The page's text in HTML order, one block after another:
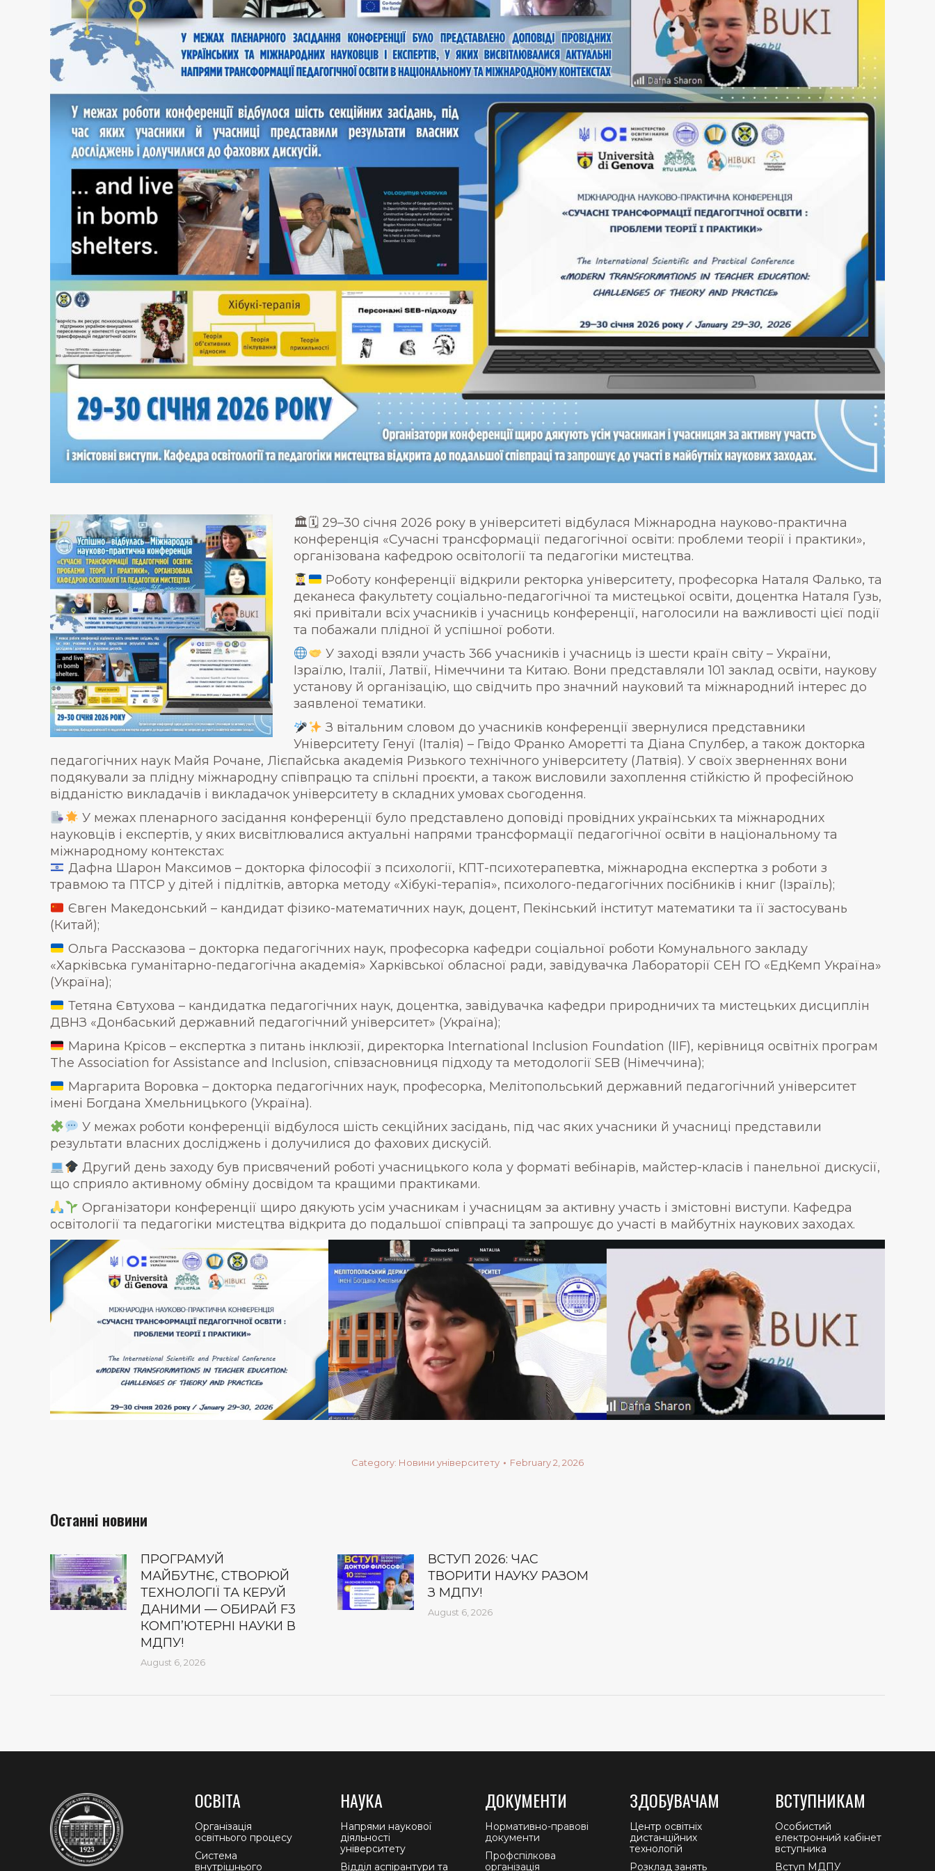
🏛🗓 29–30 січня 2026 року в університеті відбулася Міжнародна науково-практична
конференція «Сучасні трансформації педагогічної освіти: проблеми теорії і практики»,
організована кафедрою освітології та педагогіки мистецтва.
Роботу конференції відкрили ректорка університету, професорка Наталя Фалько, та
деканеса факультету соціально-педагогічної та мистецької освіти, доцентка Наталя Гузь,
які привітали всіх учасників і учасниць конференції, наголосили на важливості цієї події
та побажали плідної й успішної роботи.
У заході взяли участь 366 учасників і учасниць із шести країн світу – України,
Ізраїлю, Італії, Латвії, Німеччини та Китаю. Вони представляли 101 заклад освіти, наукову
установу й організацію, що свідчить про значний науковий та міжнародний інтерес до
заявленої тематики.
З вітальним словом до учасників конференції звернулися представники
Університету Генуї (Італія) – Гвідо Франко Аморетті та Діана Спулбер, а також докторка
педагогічних наук Майя Рочане, Лієпайська академія Ризького технічного університету (Латвія). У своїх зверненнях вони
подякували за плідну міжнародну співпрацю та спільні проєкти, а також висловили захоплення стійкістю й професійною
відданістю викладачів і викладачок університету в складних умовах сьогодення.
У межах пленарного засідання конференції було представлено доповіді провідних українських та міжнародних
науковців і експертів, у яких висвітлювалися актуальні напрями трансформації педагогічної освіти в національному та
міжнародному контекстах:
Дафна Шарон Максимов – докторка філософії з психології, КПТ-психотерапевтка, міжнародна експертка з роботи з
травмою та ПТСР у дітей і підлітків, авторка методу «Хібукі-терапія», психолого-педагогічних посібників і книг (Ізраїль);
Євген Македонський – кандидат фізико-математичних наук, доцент, Пекінський інститут математики та її застосувань
(Китай);
Ольга Рассказова – докторка педагогічних наук, професорка кафедри соціальної роботи Комунального закладу
«Харківська гуманітарно-педагогічна академія» Харківської обласної ради, завідувачка Лабораторії СЕН ГО «ЕдКемп Україна»
(Україна);
Тетяна Євтухова – кандидатка педагогічних наук, доцентка, завідувачка кафедри природничих та мистецьких дисциплін
ДВНЗ «Донбаський державний педагогічний університет» (Україна);
Марина Крісов – експертка з питань інклюзії, директорка International Inclusion Foundation (IIF), керівниця освітніх програм
The Association for Assistance and Inclusion, співзасновниця підходу та методології SEB (Німеччина);
Маргарита Воровка – докторка педагогічних наук, професорка, Мелітопольський державний педагогічний університет
імені Богдана Хмельницького (Україна).
У межах роботи конференції відбулося шість секційних засідань, під час яких учасники й учасниці представили
результати власних досліджень і долучилися до фахових дискусій.
Другий день заходу був присвячений роботі учасницького кола у форматі вебінарів, майстер-класів і панельної дискусії,
що сприяло активному обміну досвідом та кращими практиками.
Організатори конференції щиро дякують усім учасникам і учасницям за активну участь і змістовні виступи. Кафедра
освітології та педагогіки мистецтва відкрита до подальшої співпраці та запрошує до участі в майбутніх наукових заходах.
Category: Новини університету February 2, 2026
Останні новини
ПРОГРАМУЙ
МАЙБУТНЄ, СТВОРЮЙ
ТЕХНОЛОГІЇ ТА КЕРУЙ
ДАНИМИ — ОБИРАЙ F3
КОМП’ЮТЕРНІ НАУКИ В
МДПУ!
August 6, 2026
ВСТУП 2026: ЧАС
ТВОРИТИ НАУКУ РАЗОМ
З МДПУ!
August 6, 2026
ОСВІТА
Організація
освітнього процесу
Система
внутрішнього
НАУКА
Напрями наукової
діяльності
університету
Відділ аспірантури та
ДОКУМЕНТИ
Нормативно-правові
документи
Профспілкова
організація
ЗДОБУВАЧАМ
Центр освітніх
дистанційних
технологій
Розклад занять
ВСТУПНИКАМ
Особистий
електронний кабінет
вступника
Вступ МДПУ